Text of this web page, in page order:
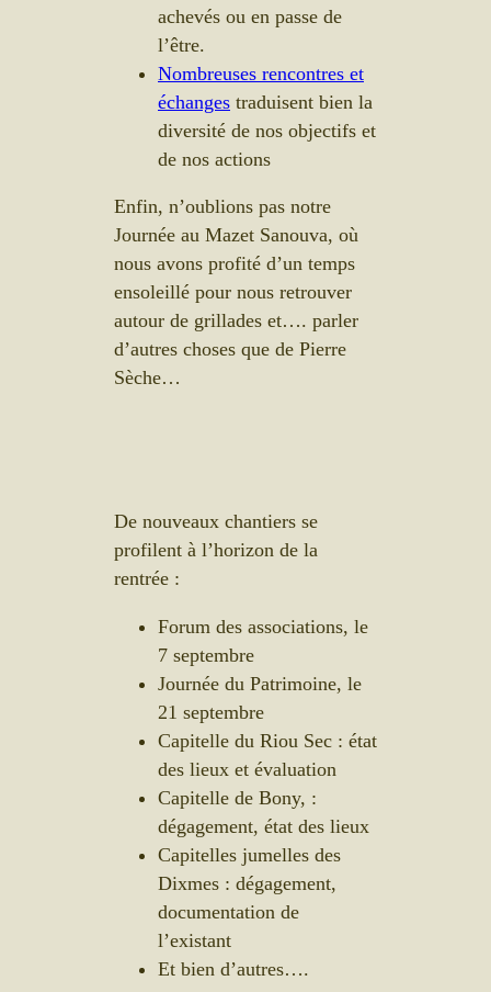
achevés ou en passe de
l’être.
Nombreuses rencontres et
échanges traduisent bien la
diversité de nos objectifs et
de nos actions
Enfin, n’oublions pas notre
Journée au Mazet Sanouva, où
nous avons profité d’un temps
ensoleillé pour nous retrouver
autour de grillades et…. parler
d’autres choses que de Pierre
Sèche…
De nouveaux chantiers se
profilent à l’horizon de la
rentrée :
Forum des associations, le
7 septembre
Journée du Patrimoine, le
21 septembre
Capitelle du Riou Sec : état
des lieux et évaluation
Capitelle de Bony, :
dégagement, état des lieux
Capitelles jumelles des
Dixmes : dégagement,
documentation de
l’existant
Et bien d’autres….